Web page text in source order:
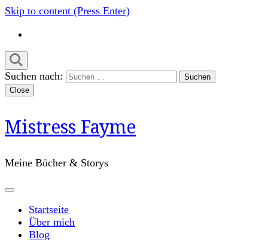
Skip to content (Press Enter)
Suchen nach:
Close
Mistress Fayme
Meine Bücher & Storys
Startseite
Über mich
Blog